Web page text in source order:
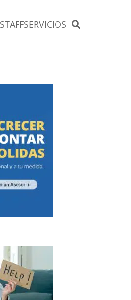
STAFFSERVICIOS